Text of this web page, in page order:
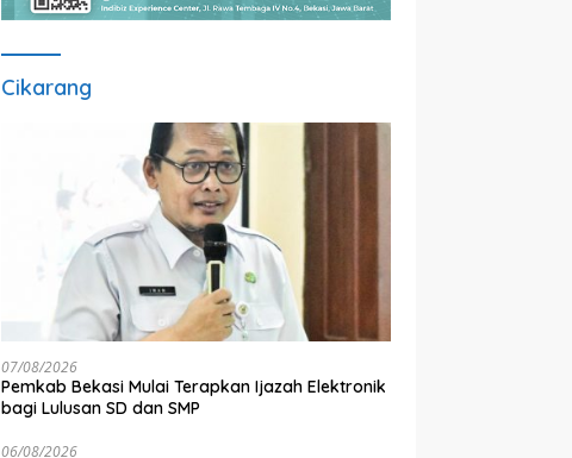
Cikarang
07/08/2026
Pemkab Bekasi Mulai Terapkan Ijazah Elektronik
bagi Lulusan SD dan SMP
06/08/2026